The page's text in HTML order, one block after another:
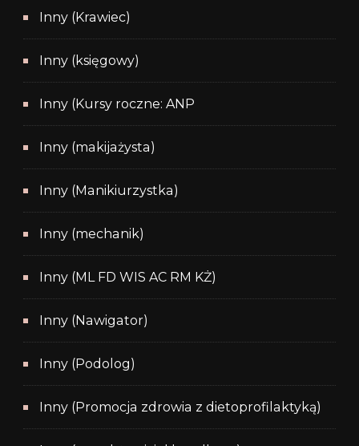
Inny (Krawiec)
Inny (księgowy)
Inny (Kursy roczne: ANP
Inny (makijażysta)
Inny (Manikiurzystka)
Inny (mechanik)
Inny (ML FD WIS AC RM KŻ)
Inny (Nawigator)
Inny (Podolog)
Inny (Promocja zdrowia z dietoprofilaktyką)